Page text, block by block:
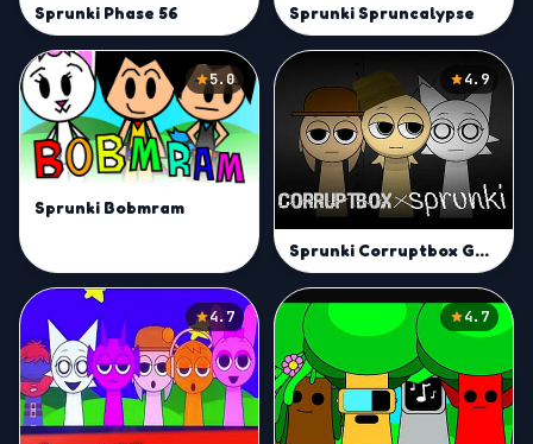
Sprunki Phase 56 Sprunki Spruncalypse
5.0
Sprunki Bobmram
4.9
Sprunki Corruptbox Goreless
4.7 4.7